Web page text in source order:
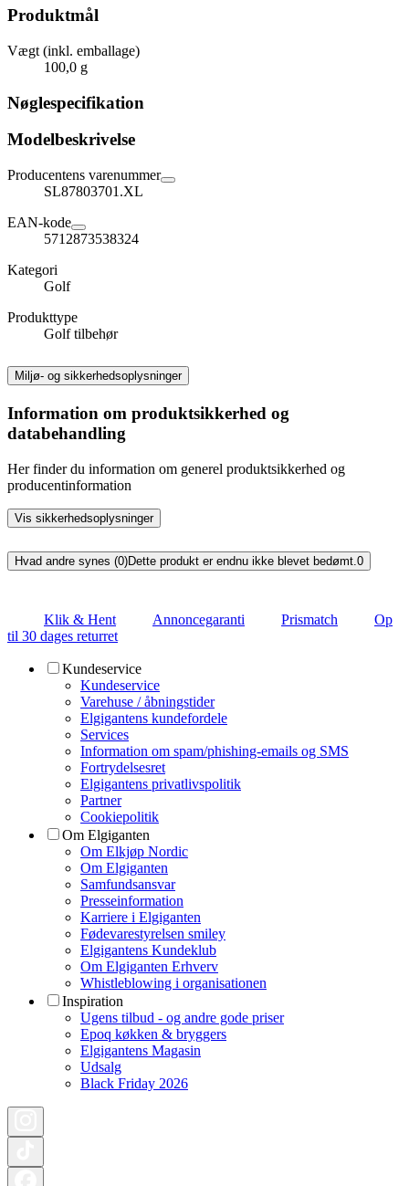
Produktmål
Vægt (inkl. emballage)
100,0 g
Nøglespecifikation
Modelbeskrivelse
Producentens varenummer
SL87803701.XL
EAN-kode
5712873538324
Kategori
Golf
Produkttype
Golf tilbehør
Miljø- og sikkerhedsoplysninger
Information om produktsikkerhed og
databehandling
Her finder du information om generel produktsikkerhed og
producentinformation
Vis sikkerhedsoplysninger
Hvad andre synes (0)Dette produkt er endnu ikke blevet bedømt. 0
Klik & Hent Annoncegaranti Prismatch
Op
til 30 dages returret
Kundeservice
Kundeservice
Varehuse / åbningstider
Elgigantens kundefordele
Services
Information om spam/phishing-emails og SMS
Fortrydelsesret
Elgigantens privatlivspolitik
Partner
Cookiepolitik
Om Elgiganten
Om Elkjøp Nordic
Om Elgiganten
Samfundsansvar
Presseinformation
Karriere i Elgiganten
Fødevarestyrelsen smiley
Elgigantens Kundeklub
Om Elgiganten Erhverv
Whistleblowing i organisationen
Inspiration
Ugens tilbud - og andre gode priser
Epoq køkken & bryggers
Elgigantens Magasin
Udsalg
Black Friday 2026